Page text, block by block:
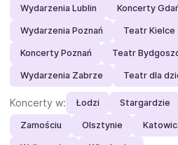
Wydarzenia Lublin Koncerty
Wydarzenia Poznań Teatr Kielce
Koncerty Poznań Teatr
Wydarzenia Zabrze Teatr dla
Koncerty w: Łodzi Stargardzie
Zamościu Olsztynie